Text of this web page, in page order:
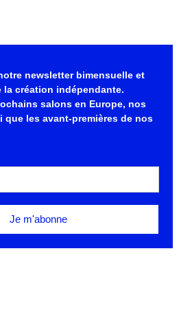
newsletter bimensuelle et
la création indépendante.
salons en Europe, nos
que les avant-premières de nos